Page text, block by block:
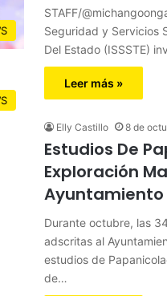
STAFF/
Seguridad y Servicios
Del Estado (ISSSTE)
Leer más »
Elly Castillo 8 de
Estudios De
Exploración
Ayuntamiento
Durante octubre, las
adscritas al
estudios de
de…